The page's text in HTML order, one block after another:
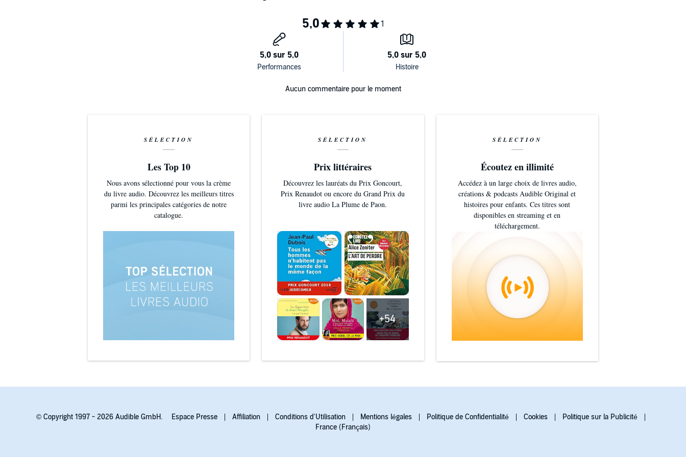
Aucun commentaire pour le moment
SÉLECTION
Les Top 10
Nous avons sélectionné pour vous la crème
du livre audio. Découvrez les meilleurs titres
parmi les principales catégories de notre
catalogue.
SÉLECTION
Prix littéraires
Découvrez les lauréats du Prix Goncourt,
Prix Renaudot ou encore du Grand Prix du
livre audio La Plume de Paon.
+54
SÉLECTION
Écoutez en illimité
Accédez à un large choix de livres audio,
créations & podcasts Audible Original et
histoires pour enfants. Ces titres sont
disponibles en streaming et en
téléchargement.
© Copyright 1997 - 2026 Audible GmbH. Espace Presse Affiliation Conditions d'Utilisation Mentions légales Politique de Confidentialité Cookies
Politique sur la Publicité
France (Français)